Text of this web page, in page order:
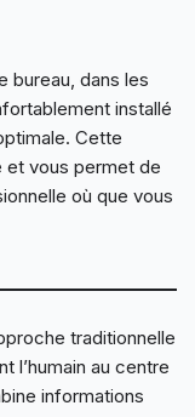
bureau, dans les
installé
Cette
et vous permet de
où que vous
traditionnelle
l’humain au centre
informations